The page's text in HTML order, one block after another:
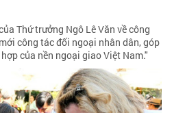
Thứ trưởng Ngô Lê Văn về công
công tác đối ngoại nhân dân, góp
của nền ngoại giao Việt Nam."